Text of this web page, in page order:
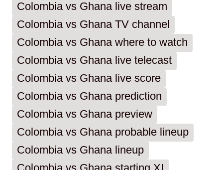
Colombia vs Ghana live stream
Colombia vs Ghana TV channel
Colombia vs Ghana where to watch
Colombia vs Ghana live telecast
Colombia vs Ghana live score
Colombia vs Ghana prediction
Colombia vs Ghana preview
Colombia vs Ghana probable lineup
Colombia vs Ghana lineup